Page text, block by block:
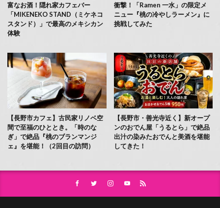
富なお酒！隠れ家カフェバー
「MIKENEKO STAND（ミケネコ
スタンド）」で最高のメキシカン
体験
衝撃！「Ramen 一水」の限定メ
ニュー『桃の冷やしラーメン』に
挑戦してみた
【長野市カフェ】古民家リノベ空
間で至福のひととき。「時のな
ぎ」で絶品『桃のブランマンジ
ェ』を堪能！（2回目の訪問）
【長野市・善光寺近く】新オープ
ンのおでん屋「うるとら」で絶品
出汁の染みたおでんと美酒を堪能
してきた！